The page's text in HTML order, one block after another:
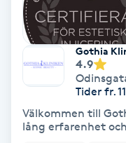
Nagelförlängning
Nagelförlängning
Nagelförlängning gelé
Nagelförlängning
Gothia
4.9
Tider fr.
Välkommen till
lång erfarenhet